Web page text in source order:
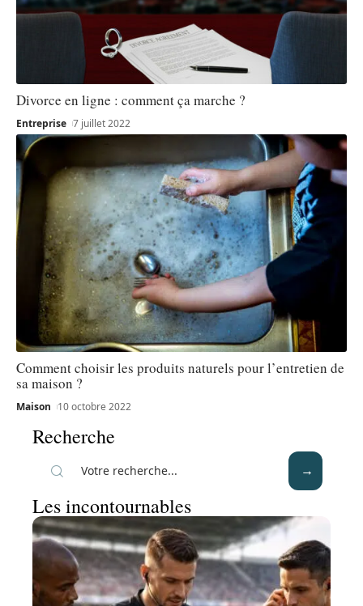
Divorce en ligne : comment ça marche ?
Entreprise 7 juillet 2022
Comment choisir les produits naturels pour l’entretien de
sa maison ?
Maison 10 octobre 2022
Recherche
Les incontournables